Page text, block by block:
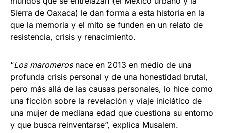
Sierra de Oaxaca) le dan forma a esta historia en la
que la memoria y el mito se funden en un relato de
resistencia, crisis y renacimiento.
“Los maromerosnace en 2013 en medio de una
profunda crisis personal y de una honestidad brutal,
pero más allá de las causas personales, lo hice como
una ficción sobre la revelación y viaje iniciático de
una mujer de mediana edad que cuestiona su entorno
y que busca reinventarse”, explica Musalem.